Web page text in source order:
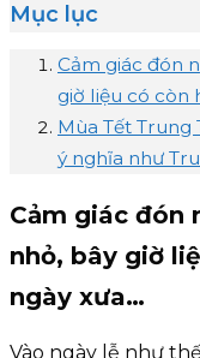
Mục lục
Cảm giác đón
giờ liệu có còn
Mùa Tết Trung
ý nghĩa như
Cảm giác đón
nhỏ, bây giờ
ngày xưa…
Vào ngày lễ như